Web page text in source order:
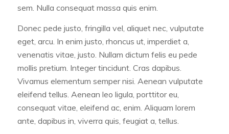
sem. Nulla consequat massa quis enim.
Donec pede justo, fringilla vel, aliquet nec, vulputate
eget, arcu. In enim justo, rhoncus ut, imperdiet a,
venenatis vitae, justo. Nullam dictum felis eu pede
mollis pretium. Integer tincidunt. Cras dapibus.
Vivamus elementum semper nisi. Aenean vulputate
eleifend tellus. Aenean leo ligula, porttitor eu,
consequat vitae, eleifend ac, enim. Aliquam lorem
ante, dapibus in, viverra quis, feugiat a, tellus.